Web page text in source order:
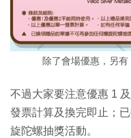
除了會場優惠，另有
不過大家要注意優惠 1
發票計算及換完即止；
旋陀螺抽獎活動。